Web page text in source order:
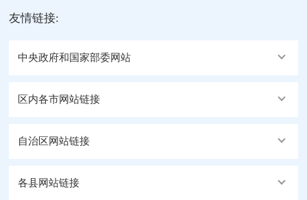
友情链接:
中央政府和国家部委网站
区内各市网站链接
自治区网站链接
各县网站链接